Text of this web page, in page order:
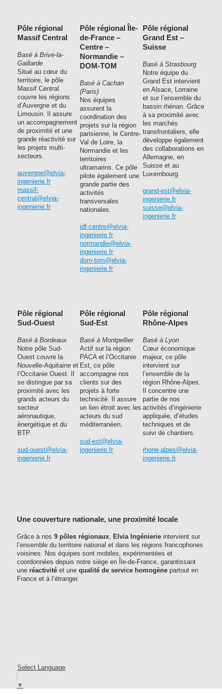
Pôle régional
Massif Central
Basé à Brive-la-
Gaillarde
Situé au cœur du
territoire, le pôle
Massif Central
couvre les régions
d’Auvergne et du
Limousin. Il assure
un accompagnement
de proximité et une
grande réactivité sur
les projets multi-
secteurs.
auvergne@elvia-
ingenierie.fr
massif-
central@elvia-
ingenierie.fr
Pôle régional Île-
de-France –
Centre –
Normandie –
DOM-TOM
Basé à Cachan
(Paris)
Nos équipes
assurent la
coordination des
projets sur la région
parisienne, le Centre-
Val de Loire, la
Normandie et les
territoires
ultramarins. Ce pôle
pilote également une
grande partie des
activités
transversales
nationales.
idf-centre@elvia-
ingenierie.fr
normandie@elvia-
ingenierie.fr
dom-tom@elvia-
ingenierie.fr
Pôle régional
Grand Est –
Suisse
Basé à Strasbourg
Notre équipe du
Grand Est intervient
en Alsace, Lorraine
et sur l’ensemble du
bassin rhénan. Grâce
à sa proximité avec
les marchés
transfrontaliers, elle
développe également
des collaborations en
Allemagne, en
Suisse et au
Luxembourg.
grand-est@elvia-
ingenierie.fr
suisse@elvia-
ingenierie.fr
Pôle régional
Sud-Ouest
Basé à Bordeaux
Notre pôle Sud-
Ouest couvre la
Nouvelle-Aquitaine et
l’Occitanie Ouest. Il
se distingue par sa
proximité avec les
grands acteurs du
secteur
aéronautique,
énergétique et du
BTP.
sud-ouest@elvia-
ingenierie.fr
Pôle régional
Sud-Est
Basé à Montpellier
Actif sur la région
PACA et l’Occitanie
Est, ce pôle
accompagne nos
clients sur des
projets à forte
technicité. Il assure
un lien étroit avec les
acteurs du sud
méditerranéen.
sud-est@elvia-
ingenierie.fr
Pôle régional
Rhône-Alpes
Basé à Lyon
Cœur économique
majeur, ce pôle
intervient sur
l’ensemble de la
région Rhône-Alpes.
Il concentre une
partie de nos
activités d’ingénierie
appliquée, d’études
techniques et de
suivi de chantiers.
rhone-alpes@elvia-
ingenierie.fr
Une couverture nationale, une proximité locale
Grâce à nos 9 pôles régionaux, Elvia Ingénierie intervient sur
l’ensemble du territoire national et dans les régions francophones
voisines. Nos équipes sont mobiles, expérimentées et
coordonnées depuis notre siège en Île-de-France, garantissant
une réactivité et une qualité de service homogène partout en
France et à l’étranger.
Select Language
▼